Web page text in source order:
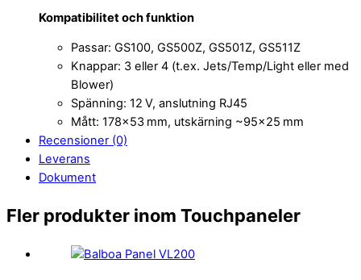
Kompatibilitet och funktion
Passar: GS100, GS500Z, GS501Z, GS511Z
Knappar: 3 eller 4 (t.ex. Jets/Temp/Light eller med
Blower)
Spänning: 12 V, anslutning RJ45
Mått: 178×53 mm, utskärning ~95×25 mm
Recensioner (0)
Leverans
Dokument
Fler produkter inom Touchpaneler